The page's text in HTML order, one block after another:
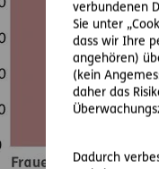
verbundenen
Sie unter
dass wir Ihre
angehören)
(kein
daher das
Dadurch